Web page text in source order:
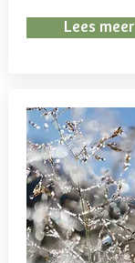
Lees meer